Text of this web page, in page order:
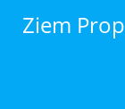
Ziem